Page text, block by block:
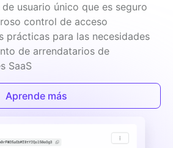
usuario único que es seguro
control de acceso
prácticas para las necesidades
de arrendatarios de
SaaS
Aprende más